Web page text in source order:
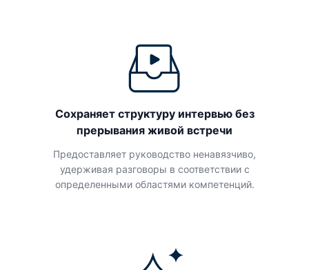
Сохраняет структуру интервью без
прерывания живой встречи
Предоставляет руководство ненавязчиво,
удерживая разговоры в соответствии с
определенными областями компетенций.